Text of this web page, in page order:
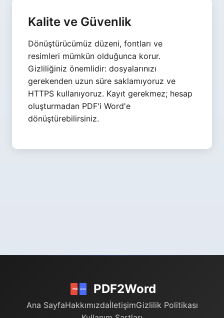
Kalite ve Güvenlik
Dönüştürücümüz düzeni, fontları ve
resimleri mümkün olduğunca korur.
Gizliliğiniz önemlidir: dosyalarınızı
gerekenden uzun süre saklamıyoruz ve
HTTPS kullanıyoruz. Kayıt gerekmez; hesap
oluşturmadan PDF'i Word'e
dönüştürebilirsiniz.
PDF2Word
Ana SayfaHakkımızdaİletişimGizlilik Politikası